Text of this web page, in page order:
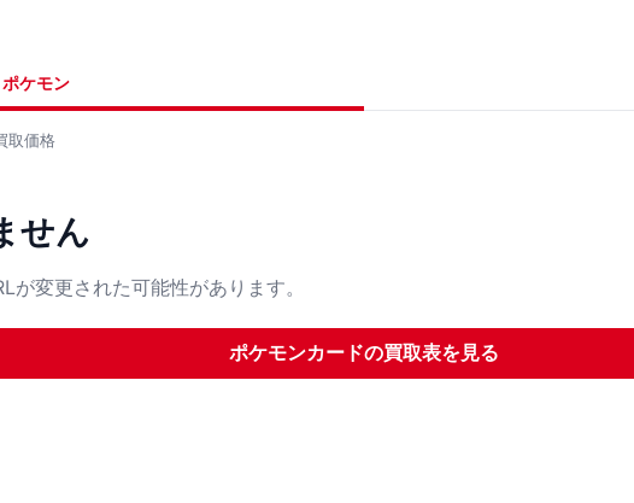
ポケモン
取価格
せん
変更された可能性があります。
ポケモンカードの買取表を見る